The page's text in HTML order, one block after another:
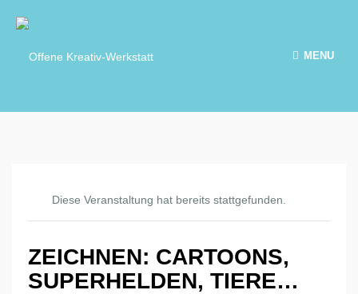
MENU
Diese Veranstaltung hat bereits stattgefunden.
ZEICHNEN: CARTOONS,
SUPERHELDEN, TIERE…